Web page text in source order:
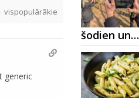
vispopulārākie
generic
šodien un…